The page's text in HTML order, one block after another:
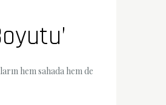
hem sahada hem de